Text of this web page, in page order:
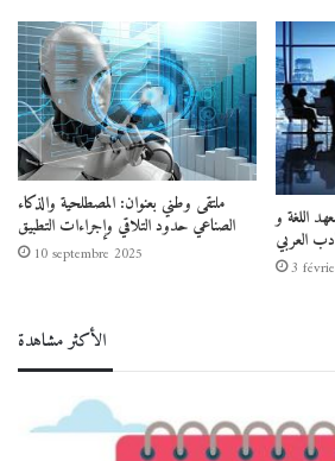
ملتقى وطني بعنوان: المصطلحية والذكاء
الصناعي حدود التلاقي وإجراءات التطبيق
10 septembre 2025
اللغة و
العربي
3
الأكثر مشاهدة